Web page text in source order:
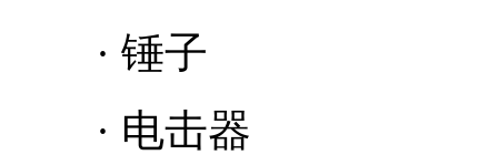
· 锤子
· 电击器